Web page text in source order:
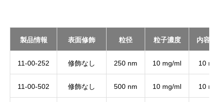
製品情報 表面修飾 粒径 粒子濃度 内容量
11-00-252 修飾なし 250 nm 10 mg/ml 10 ml
11-00-502 修飾なし 500 nm 10 mg/ml 10 ml